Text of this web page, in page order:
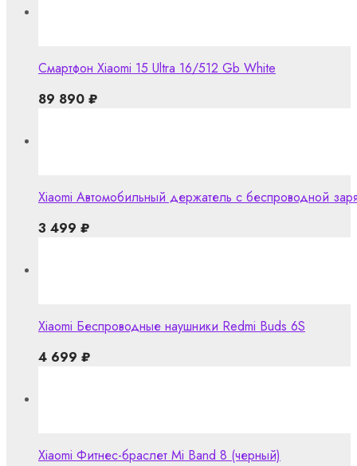
Смартфон Xiaomi 15 Ultra 16/512 Gb White
89 890 ₽
Xiaomi Автомобильный держатель с беспроводной
3 499 ₽
Xiaomi Беспроводные наушники Redmi Buds 6S
4 699 ₽
Xiaomi Фитнес-браслет Mi Band 8 (черный)